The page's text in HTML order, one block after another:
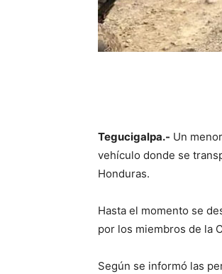
Tegucigalpa.- Un
vehículo donde se
Honduras.
Hasta el momento se
por los miembros de la
Según se informó las